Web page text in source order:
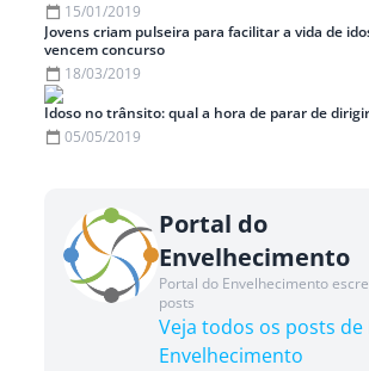
15/01/2019
Jovens criam pulseira para facilitar a vida de
vencem concurso
18/03/2019
Idoso no trânsito: qual a hora de parar de
05/05/2019
Portal do
Envelhecimento
Portal do Envelhecimento
posts
Veja todos os posts
Envelhecimento